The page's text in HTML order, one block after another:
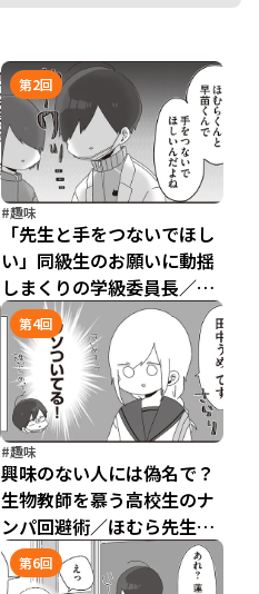
第2回
#趣味
「先生と手をつないでほし
い」同級生のお願いに動揺
しまくりの学級委員長／ほ
むら先生はたぶんモテない
3（2）
第4回
#趣味
興味のない人には偽名で？
生物教師を慕う高校生のナ
ンパ回避術／ほむら先生は
たぶんモテない3（4）
第6回